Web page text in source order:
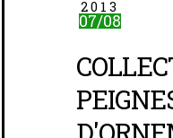
2013
07/08